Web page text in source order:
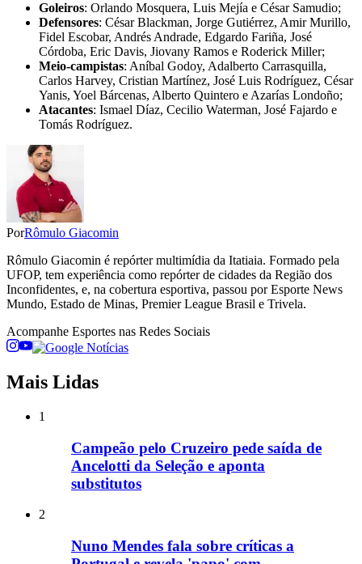
Goleiros: Orlando Mosquera, Luis Mejía e César Samudio;
Defensores: César Blackman, Jorge Gutiérrez, Amir Murillo,
Fidel Escobar, Andrés Andrade, Edgardo Fariña, José
Córdoba, Eric Davis, Jiovany Ramos e Roderick Miller;
Meio-campistas: Aníbal Godoy, Adalberto Carrasquilla,
Carlos Harvey, Cristian Martínez, José Luis Rodríguez, César
Yanis, Yoel Bárcenas, Alberto Quintero e Azarías Londoño;
Atacantes: Ismael Díaz, Cecilio Waterman, José Fajardo e
Tomás Rodríguez.
PorRômulo Giacomin
Rômulo Giacomin é repórter multimídia da Itatiaia. Formado pela
UFOP, tem experiência como repórter de cidades da Região dos
Inconfidentes, e, na cobertura esportiva, passou por Esporte News
Mundo, Estado de Minas, Premier League Brasil e Trivela.
Acompanhe Esportes nas Redes Sociais
Mais Lidas
1
Campeão pelo Cruzeiro pede saída de
Ancelotti da Seleção e aponta
substitutos
2
Nuno Mendes fala sobre críticas a